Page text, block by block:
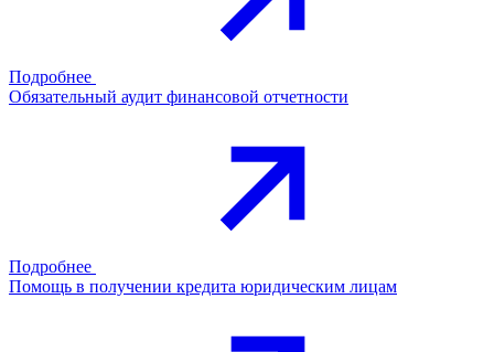
Подробнее
Обязательный аудит финансовой отчетности
Подробнее
Помощь в получении кредита юридическим лицам